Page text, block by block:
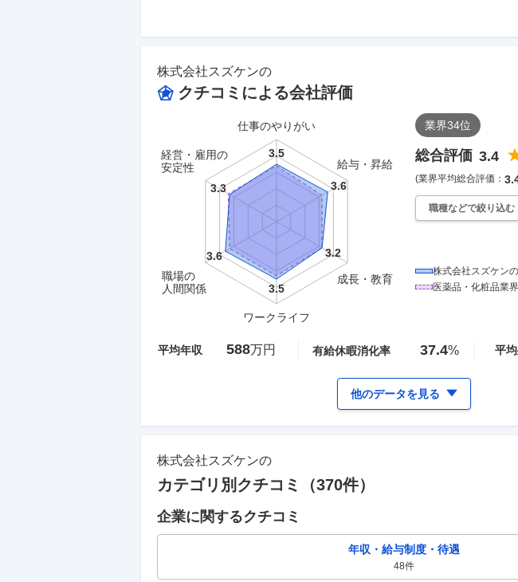
株式会社スズケンの
クチコミによる会社評価
業界34位
総合評価 3.4
(業界平均総合評価：
職種などで絞り込む
仕事のやりがい
給与・昇給
成長・教育
ワークライフ
職場の
人間関係
経営・雇用の
安定性
株式会社スズケン
医薬品・化粧品業
平均年収 588万円 有給休暇消化率 37.4% 平
他のデータを見る
株式会社スズケンの
カテゴリ別クチコミ（370件）
企業に関するクチコミ
年収・給与制度・待遇
48件